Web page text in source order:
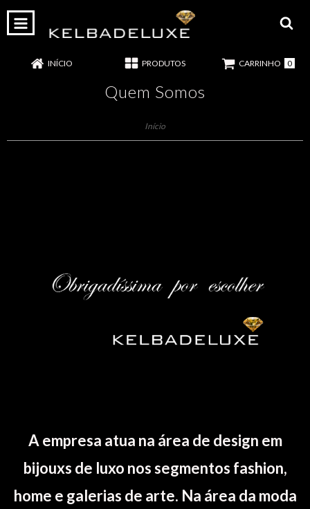
INÍCIO PRODUTOS CARRINHO 0
Quem Somos
Início
A empresa atua na área de design em
bijouxs de luxo nos segmentos fashion,
home e galerias de arte. Na área da moda